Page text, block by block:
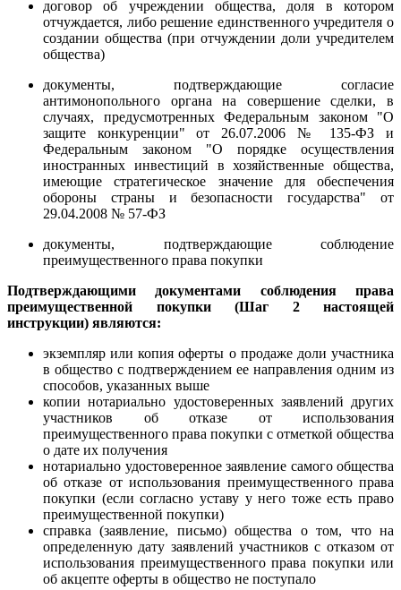
договор об учреждении общества, доля в котором
отчуждается, либо решение единственного учредителя о
создании общества (при отчуждении доли учредителем
общества)
документы, подтверждающие согласие
антимонопольного органа на совершение сделки, в
случаях, предусмотренных Федеральным законом "О
защите конкуренции" от 26.07.2006 № 135-ФЗ и
Федеральным законом "О порядке осуществления
иностранных инвестиций в хозяйственные общества,
имеющие стратегическое значение для обеспечения
обороны страны и безопасности государства" от
29.04.2008 № 57-ФЗ
документы, подтверждающие соблюдение
преимущественного права покупки
Подтверждающими документами соблюдения права
преимущественной покупки (Шаг 2 настоящей
инструкции) являются:
экземпляр или копия оферты о продаже доли участника
в общество с подтверждением ее направления одним из
способов, указанных выше
копии нотариально удостоверенных заявлений других
участников об отказе от использования
преимущественного права покупки с отметкой общества
о дате их получения
нотариально удостоверенное заявление самого общества
об отказе от использования преимущественного права
покупки (если согласно уставу у него тоже есть право
преимущественной покупки)
справка (заявление, письмо) общества о том, что на
определенную дату заявлений участников с отказом от
использования преимущественного права покупки или
об акцепте оферты в общество не поступало